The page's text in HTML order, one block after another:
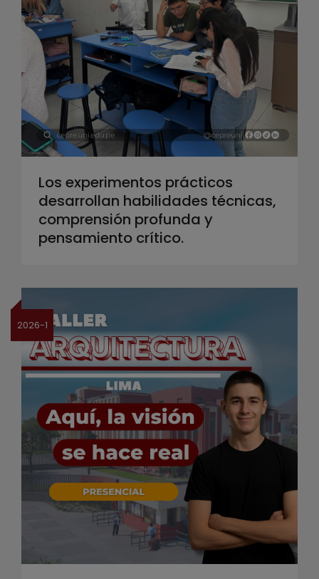
Los experimentos prácticos
desarrollan habilidades técnicas,
comprensión profunda y
pensamiento crítico.
2026-1